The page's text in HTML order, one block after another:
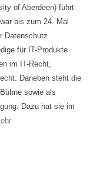
of Aberdeen) führt
bis zum 24. Mai
Datenschutz
für IT-Produkte
im IT-Recht,
Daneben steht die
sowie als
Dazu hat sie im